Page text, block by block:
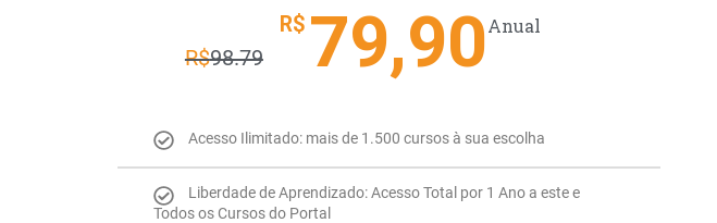
R$98.79
R$ 79,90Anual
Acesso Ilimitado: mais de 1.500 cursos à sua escolha
Liberdade de Aprendizado: Acesso Total por 1 Ano a este e
Todos os Cursos do Portal